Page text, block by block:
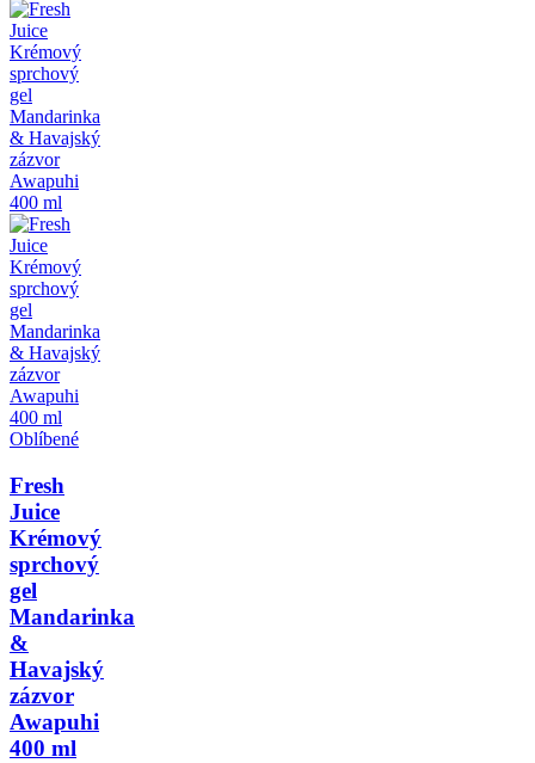
Oblíbené
Fresh
Juice
Krémový
sprchový
gel
Mandarinka
&
Havajský
zázvor
Awapuhi
400 ml